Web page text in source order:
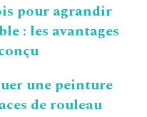
pour agrandir
: les avantages
une peinture
de rouleau